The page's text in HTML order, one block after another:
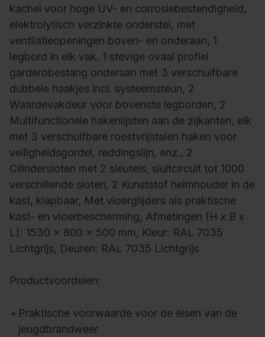
kachel voor hoge UV- en corrosiebestendigheid,
elektrolytisch verzinkte onderstel, met
ventilatieopeningen boven- en onderaan, 1
legbord in elk vak, 1 stevige ovaal profiel
garderobestang onderaan met 3 verschuifbare
dubbele haakjes incl. systeemsteun, 2
Waardevakdeur voor bovenste legborden, 2
Multifunctionele hakenlijsten aan de zijkanten, elk
met 3 verschuifbare roestvrijstalen haken voor
veiligheidsgordel, reddingslijn, enz., 2
Cilindersloten met 2 sleutels, sluitcircuit tot 1000
verschillende sloten, 2 Kunststof helmhouder in de
kast, klapbaar, Met vloerglijders als praktische
kast- en vloerbescherming, Afmetingen (H x B x
L): 1530 x 800 x 500 mm, Kleur: RAL 7035
Lichtgrijs, Deuren: RAL 7035 Lichtgrijs
Productvoordelen:
+ Praktische voorwaarde voor de eisen van de
jeugdbrandweer